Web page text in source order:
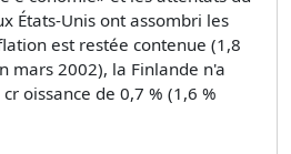
États-Unis ont assombri les
est restée contenue (1,8
mars 2002), la Finlande n'a
oissance de 0,7 % (1,6 %